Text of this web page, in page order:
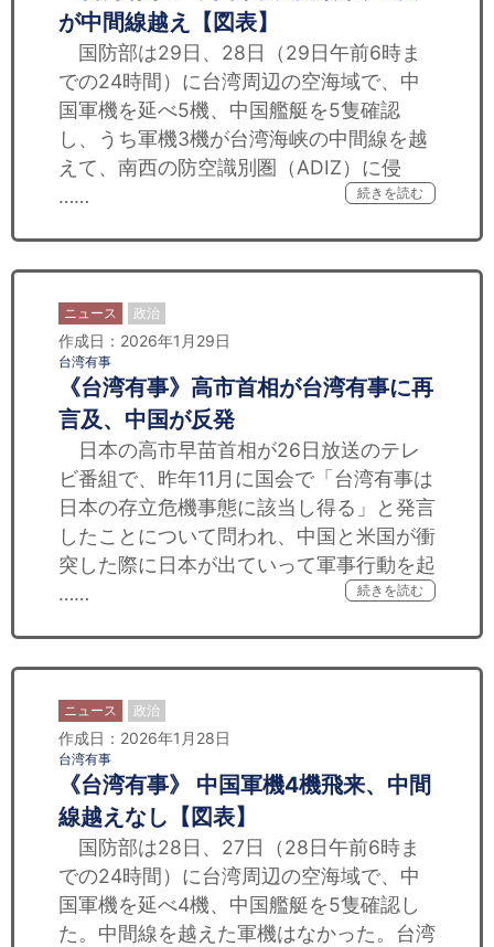
が中間線越え【図表】
国防部は29日、28日（29日午前6時ま
での24時間）に台湾周辺の空海域で、中
国軍機を延べ5機、中国艦艇を5隻確認
し、うち軍機3機が台湾海峡の中間線を越
えて、南西の防空識別圏（ADIZ）に侵
……
続きを読む
ニュース 政治
作成日：2026年1月29日
台湾有事
《台湾有事》高市首相が台湾有事に再
言及、中国が反発
日本の高市早苗首相が26日放送のテレ
ビ番組で、昨年11月に国会で「台湾有事は
日本の存立危機事態に該当し得る」と発言
したことについて問われ、中国と米国が衝
突した際に日本が出ていって軍事行動を起
……
続きを読む
ニュース 政治
作成日：2026年1月28日
台湾有事
《台湾有事》 中国軍機4機飛来、中間
線越えなし【図表】
国防部は28日、27日（28日午前6時ま
での24時間）に台湾周辺の空海域で、中
国軍機を延べ4機、中国艦艇を5隻確認し
た。中間線を越えた軍機はなかった。台湾